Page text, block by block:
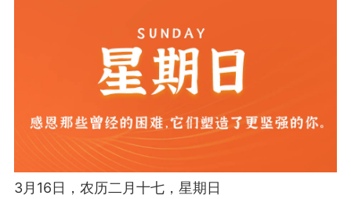
卡卡动能素 无创溶斑术
3月16日，农历二月十七，星期日